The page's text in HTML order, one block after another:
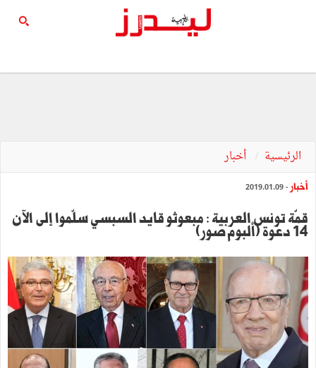
الرئيسية أخبار
أخبار - 2019.01.09
قمّة تونس العربية : مبعوثو قايد السبسي سلّموا إلى الآن
14 دعوة (ألبوم صور)